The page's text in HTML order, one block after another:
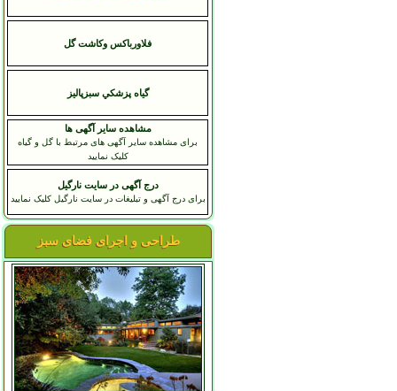
فلاورباکس وکاشت گل
گياه پزشکي سبزپاليز
مشاهده سایر آگهی ها
برای مشاهده سایر آگهی های مرتبط با گل و گیاه
کلیک نمایید
درج آگهی در سایت نارگیل
برای درج آگهی و تبلیغات در سایت نارگیل کلیک نمایید
طراحی و اجرای فضای سبز